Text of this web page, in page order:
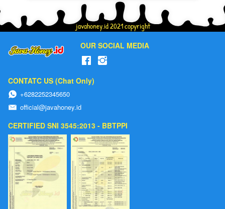
javahoney.id 2021 copyright
OUR SOCIAL MEDIA
CONTATC US (Chat Only)
+6282252345650
official@javahoney.id
CERTIFIED SNI 3545:2013 - BBTPPI